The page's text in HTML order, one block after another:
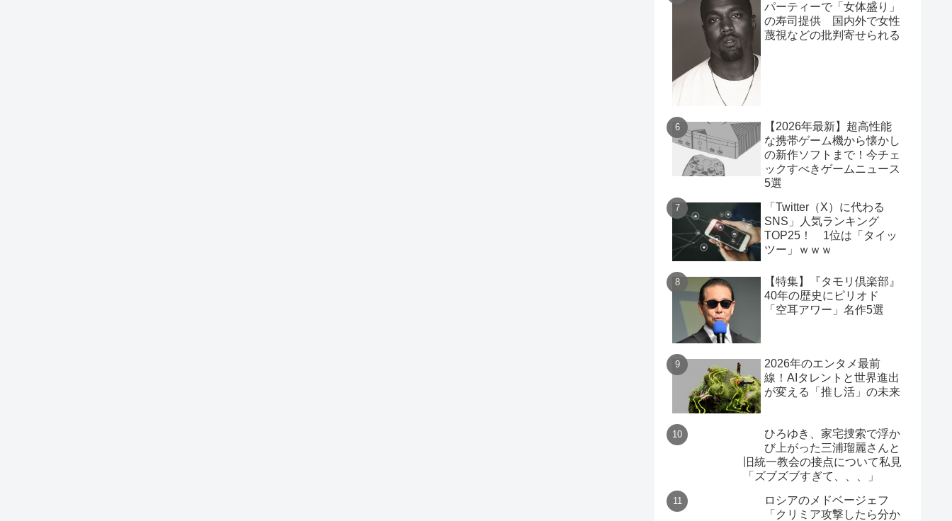
パーティーで「女体盛り」
の寿司提供 国内外で女性
蔑視などの批判寄せられる
【2026年最新】超高性能
な携帯ゲーム機から懐かし
の新作ソフトまで！今チェ
ックすべきゲームニュース
5選
「Twitter（X）に代わる
SNS」人気ランキング
TOP25！ 1位は「タイッ
ツー」ｗｗｗ
【特集】『タモリ倶楽部』
40年の歴史にピリオド
「空耳アワー」名作5選
2026年のエンタメ最前
線！AIタレントと世界進出
が変える「推し活」の未来
ひろゆき、家宅捜索で浮か
び上がった三浦瑠麗さんと
旧統一教会の接点について私見
「ズブズブすぎて、、、」
ロシアのメドベージェフ
「クリミア攻撃したら分か